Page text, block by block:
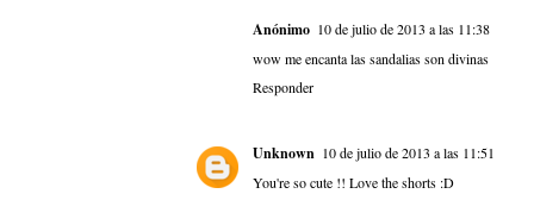
Anónimo 10 de julio de 2013 a las 11:38
wow me encanta las sandalias son divinas
Responder
Unknown 10 de julio de 2013 a las 11:51
You're so cute !! Love the shorts :D